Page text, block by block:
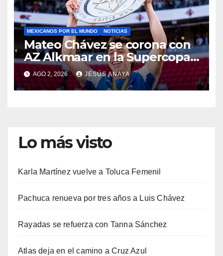
MEXICANOS POR EL MUNDO NOTICIAS
Mateo Chávez se corona con
AZ Alkmaar en la Supercopa
de Países Bajos
AGO 2, 2026 JESÚS ANAYA
Lo más visto
Karla Martínez vuelve a Toluca Femenil
Pachuca renueva por tres años a Luis Chávez
Rayadas se refuerza con Tanna Sánchez
Atlas deja en el camino a Cruz Azul